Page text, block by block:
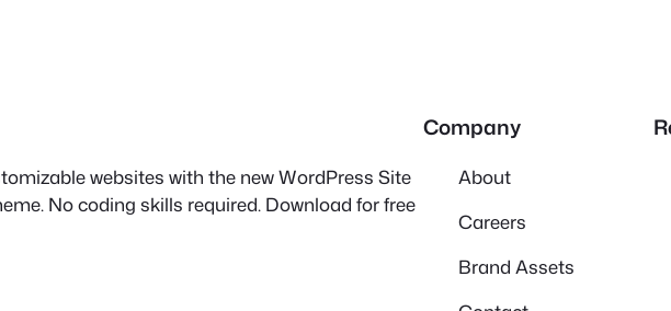
websites with the new WordPress Site
No coding skills required. Download for free
Company
About
Careers
Brand Assets